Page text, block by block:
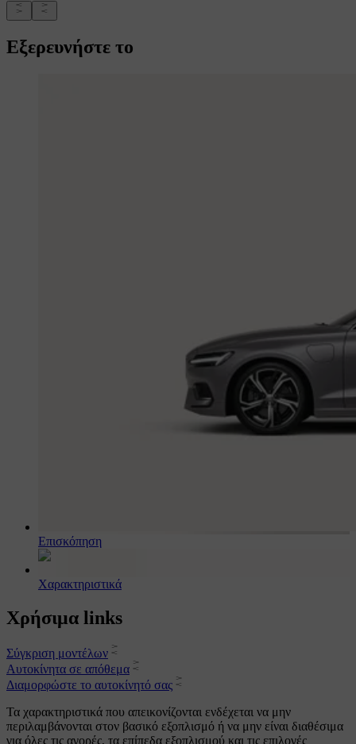
Εξερευνήστε το
Επισκόπηση
Χαρακτηριστικά
Χρήσιμα links
Σύγκριση μοντέλων
Αυτοκίνητα σε απόθεμα
Διαμορφώστε το αυτοκίνητό σας
Τα χαρακτηριστικά που απεικονίζονται ενδέχεται να μην
περιλαμβάνονται στον βασικό εξοπλισμό ή να μην είναι διαθέσιμα
για όλες τις αγορές, τα επίπεδα εξοπλισμού και τις επιλογές